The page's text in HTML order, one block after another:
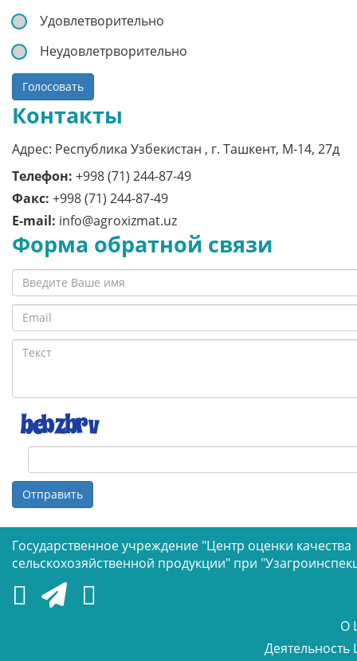
Удовлетворительно
Неудовлетрворительно
Голосовать
Контакты
Адрес: Республика Узбекистан , г. Ташкент, M-14, 27д
Телефон: +998 (71) 244-87-49
Факс: +998 (71) 244-87-49
E-mail: info@agroxizmat.uz
Форма обратной связи
Отправить
Государственное учреждение "Центр оценки качества
сельскохозяйственной продукции" при
О
Деятельность